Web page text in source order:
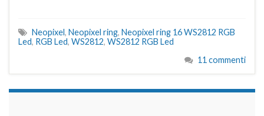
Neopixel, Neopixel ring, Neopixel ring 16 WS2812 RGB
Led, RGB Led, WS2812, WS2812 RGB Led
11 commenti